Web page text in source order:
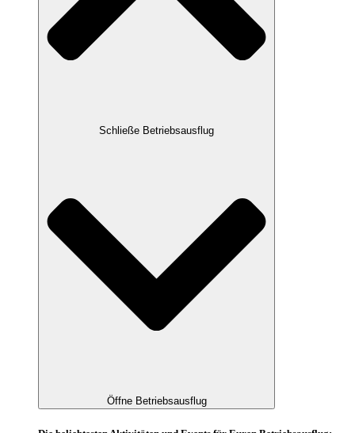
Schließe Betriebsausflug
Öffne Betriebsausflug